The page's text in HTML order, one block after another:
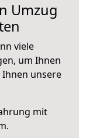
Umzug
viele
um Ihnen
unsere
mit
.